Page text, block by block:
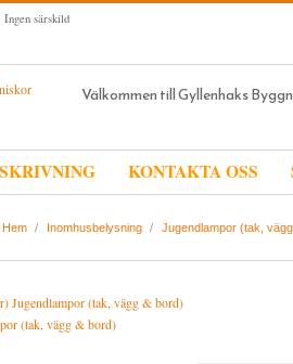
Ingen särskild
Välkommen till Gyllenhaks
KONTAKTA OSS
Hem / Inomhusbelysning / Jugendlampor (tak,
(tak, vägg & bord)